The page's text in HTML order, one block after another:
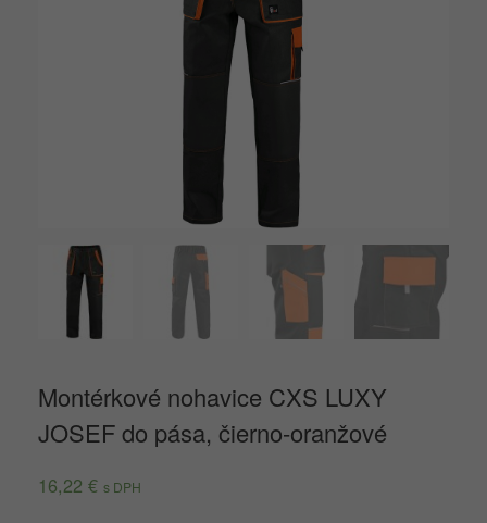
Montérkové nohavice CXS LUXY
JOSEF do pása, čierno-oranžové
16,22 € s DPH